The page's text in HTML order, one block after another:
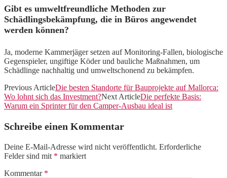
Gibt es umweltfreundliche Methoden zur
Schädlingsbekämpfung, die in Büros angewendet
werden können?
Ja, moderne Kammerjäger setzen auf Monitoring-Fallen, biologische
Gegenspieler, ungiftige Köder und bauliche Maßnahmen, um
Schädlinge nachhaltig und umweltschonend zu bekämpfen.
Previous ArticleDie besten Standorte für Bauprojekte auf Mallorca:
Wo lohnt sich das Investment?Next ArticleDie perfekte Basis:
Warum ein Sprinter für den Camper-Ausbau ideal ist
Schreibe einen Kommentar
Deine E-Mail-Adresse wird nicht veröffentlicht. Erforderliche
Felder sind mit * markiert
Kommentar *